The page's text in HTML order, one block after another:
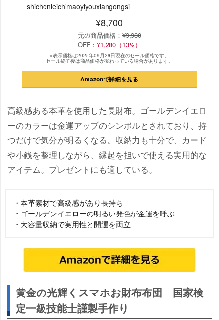
shichenleichimaoyiyouxiangongsi
¥8,700
元の商品価格： ¥9,980
OFF： ¥1,280（13%）
※表示価格は2025年09月29日現在のセール価格です。
セール終了後は商品価格が変わっている場合があります。
Amazonで詳細を見る
高級感ある本革を使用した長財布。ゴールデンイエロ
ーのカラーは金運アップのシンボルとされており、持
つだけで気分が明るくなる。収納力も十分で、カード
小銭を整理しながら、縁起を担いで使える実用的な
アイテム。プレゼントにも適している。
・本革素材で高級感があり長持ち
・ゴールデンイエローの明るい発色が金運を呼ぶ
・大容量収納で実用性と開運を両立
黄金の光輝くスマホお財布布団 国家検
定一級技能士謹製手作り